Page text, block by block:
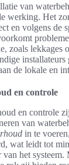
van
werking. Het
en volgens de
zoals
installateurs
de lokale en
en controle
en controle
van
in te
wat leidt tot
van het